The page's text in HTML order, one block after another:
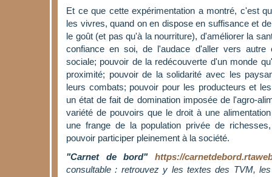
Et ce que cette expérimentation a montré, c'est
les vivres, quand on en dispose en suffisance et
le goût (et pas qu'à la nourriture), d'améliorer la
confiance en soi, de l'audace d'aller vers
sociale; pouvoir de la redécouverte d'un monde
proximité; pouvoir de la solidarité avec les
leurs combats; pouvoir pour les producteurs et
un état de fait de domination imposée de l'agro-
variété de pouvoirs que le droit à une
une frange de la population privée de
pouvoir participer pleinement à la société.
"Carnet de bord"https://
consultable : retrouvez y les textes des TVM,